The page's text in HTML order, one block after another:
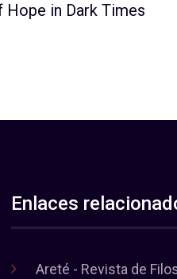
in Dark Times
Enlaces
Areté - Revista de